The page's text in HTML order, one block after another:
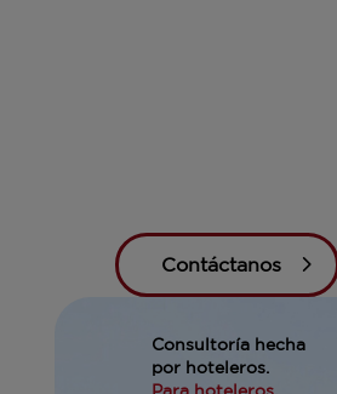
Contáctanos
Consultoría hecha
por hoteleros.
Para hoteleros.